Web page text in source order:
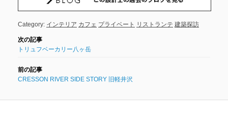
Category: インテリア カフェ プライベート リストランテ 建築探訪
トリュフベーカリー八ヶ岳
CRESSON RIVER SIDE STORY 旧軽井沢